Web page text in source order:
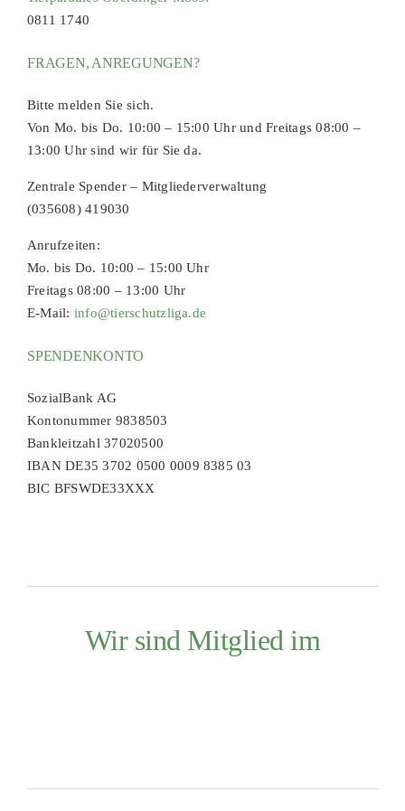
0811 1740
FRAGEN, ANREGUNGEN?
Bitte melden Sie sich.
Von Mo. bis Do. 10:00 – 15:00 Uhr und Freitags 08:00 –
13:00 Uhr sind wir für Sie da.
Zentrale Spender – Mitgliederverwaltung
(035608) 419030
Anrufzeiten:
Mo. bis Do. 10:00 – 15:00 Uhr
Freitags 08:00 – 13:00 Uhr
E-Mail: info@tierschutzliga.de
SPENDENKONTO
SozialBank AG
Kontonummer 9838503
Bankleitzahl 37020500
IBAN DE35 3702 0500 0009 8385 03
BIC BFSWDE33XXX
Wir sind Mitglied im